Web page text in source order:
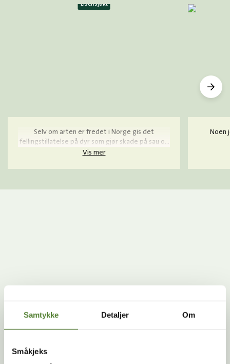
Samtykke Detaljer Om
Småkjeks
Lisensjakt
Selv om arten er fredet i Norge gis det
fellingstillatelse på dyr som gjør skade på sau og
rein og jervene i Norge reguleres årlig av
Vis mer
Noen